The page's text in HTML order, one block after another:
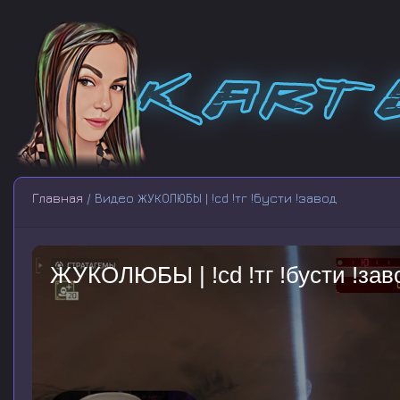
Главная / Видео ЖУКОЛЮБЫ | !cd !тг !бусти !завод
ЖУКОЛЮБЫ | !cd !тг !бусти